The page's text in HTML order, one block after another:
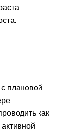
плановой
как